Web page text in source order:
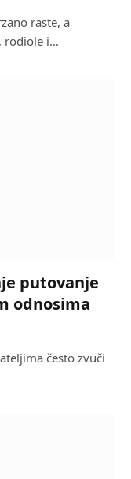
raste, a
rodiole i…
putovanje
odnosima
često zvuči